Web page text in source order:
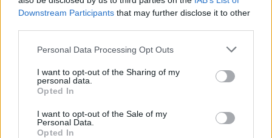
Downstream Participants that may further disclose it to other
Please note that this website/app uses one or more Google
not limited to your visit or usage behaviour. You may click to
grant or deny consent to Google and its third-party tags to
use your data for below specified purposes in below Google
consent section.
Personal Data Processing Opt Outs
I want to opt-out of the Sharing of my
personal data.
Opted In
I want to opt-out of the Sale of my
Personal Data.
Opted In
MAGYAR ÉPÍTŐK